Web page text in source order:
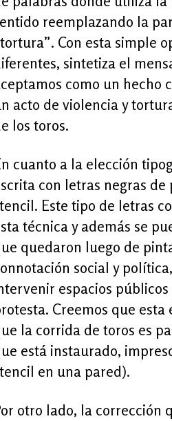
reemplazando la
Con esta simple
sintetiza el
como un hecho
acto de violencia y
los toros.
cuanto a la elección
con letras negras
Este tipo de letras
técnica y además se
quedaron luego de
social y
espacios
Creemos que
la corrida de toros es
está instaurado,
en una pared).
otro lado, la corrección